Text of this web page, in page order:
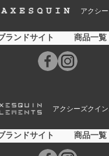
アクシ
ランドサイト 商品一覧
アクシーズクイ
ランドサイト 商品一覧